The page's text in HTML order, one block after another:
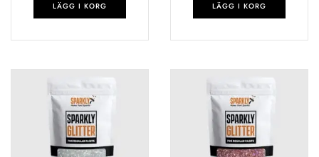
LÄGG I KORG LÄGG I KORG